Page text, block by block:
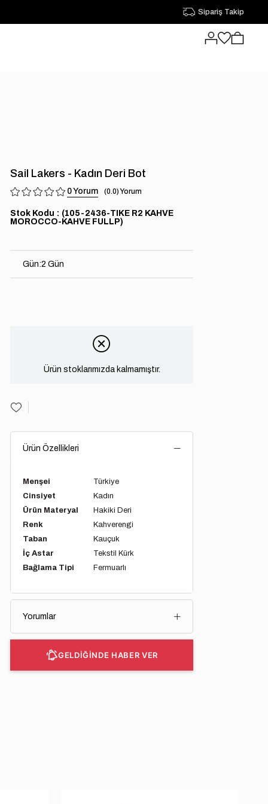
Sipariş Takip
Sail Lakers - Kadın Deri Bot
0 0.0
Stok Kodu
(105-2436-TIKE R2 KAHVE
MOROCCO-KAHVE FULLP)
Gün:2 Gün
Ürün stoklarımızda kalmamıştır.
Ürün Özellikleri
Menşei
Türkiye
Cinsiyet
Kadın
Ürün Materyal
Hakiki Deri
Renk
Kahverengi
Taban
Kauçuk
İç Astar
Tekstil Kürk
Bağlama Tipi
Fermuarlı
Yorumlar
GELDİĞİNDE HABER VER